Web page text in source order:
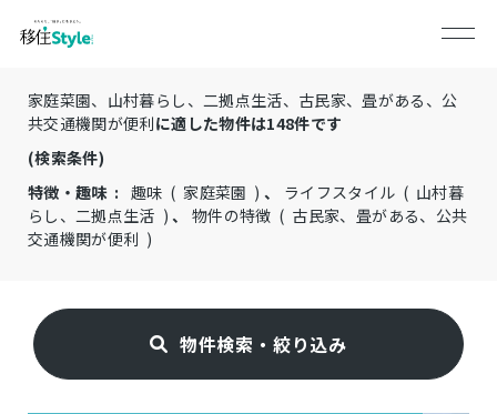
家庭菜園、山村暮らし、二拠点生活、古民家、畳がある、公
共交通機関が便利に適した物件は148件です
(検索条件)
特徴・趣味 : 趣味 ( 家庭菜園 )、 ライフスタイル ( 山村暮
らし、二拠点生活 )、 物件の特徴 ( 古民家、畳がある、公共
交通機関が便利 )
物件検索・絞り込み